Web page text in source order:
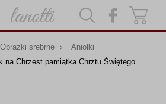
Obrazki srebrne
Aniołki
na Chrzest pamiątka Chrztu Świętego